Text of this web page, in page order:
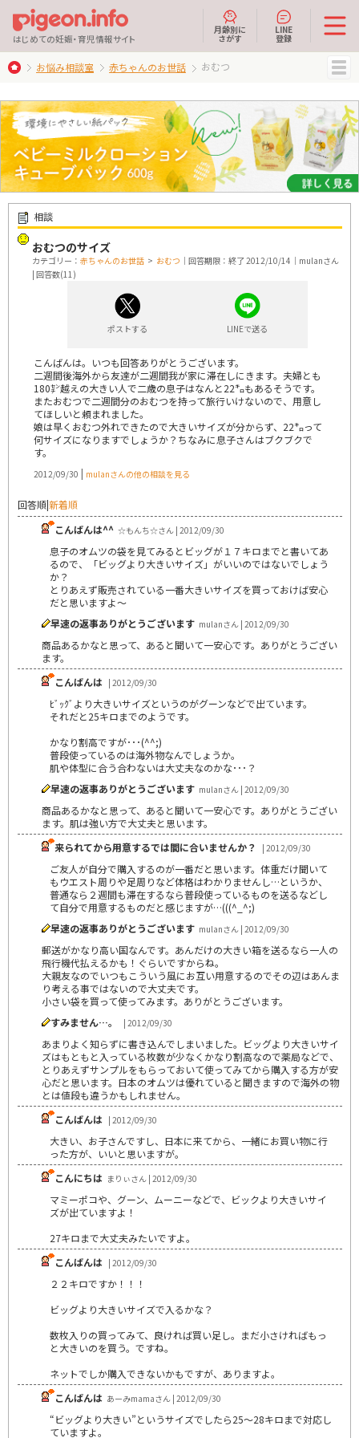
はじめての妊娠・育児情報サイト
月齢別に
さがす
LINE
登録
お悩み相談室 赤ちゃんのお世話 おむつ
相談
おむつのサイズ
カテゴリー： 赤ちゃんのお世話 > おむつ ｜回答期限：終了 2012/10/14｜mulanさん
| 回答数(11)
ポストする LINEで送る
こんばんは。いつも回答ありがとうございます。
二週間後海外から友達が二週間我が家に滞在しにきます。夫婦とも
180㌢越えの大きい人で二歳の息子はなんと22㌔もあるそうです。
またおむつで二週間分のおむつを持って旅行いけないので、用意し
てほしいと頼まれました。
娘は早くおむつ外れできたので大きいサイズが分からず、22㌔って
何サイズになりますでしょうか？ちなみに息子さんはブクブクで
す。
2012/09/30 | mulanさんの他の相談を見る
回答順|新着順
こんばんは^^ ☆もんち☆さん | 2012/09/30
息子のオムツの袋を見てみるとビッグが１７キロまでと書いてあ
るので、「ビッグより大きいサイズ」がいいのではないでしょう
か？
とりあえず販売されている一番大きいサイズを買っておけば安心
だと思いますよ～
早速の返事ありがとうございます mulanさん | 2012/09/30
商品あるかなと思って、あると聞いて一安心です。ありがとうござい
ます。
こんばんは | 2012/09/30
ﾋﾞｯｸﾞより大きいサイズというのがグーンなどで出ています。
それだと25キロまでのようです。
かなり割高ですが･･･(^^;)
普段使っているのは海外物なんでしょうか。
肌や体型に合う合わないは大丈夫なのかな･･･？
早速の返事ありがとうございます mulanさん | 2012/09/30
商品あるかなと思って、あると聞いて一安心です。ありがとうござい
ます。肌は強い方で大丈夫と思います。
来られてから用意するでは間に合いませんか？
| 2012/09/30
ご友人が自分で購入するのが一番だと思います。体重だけ聞いて
もウエスト周りや足周りなど体格はわかりませんし…というか、
普通なら２週間も滞在するなら普段使っているものを送るなどし
て自分で用意するものだと感じますが…(((^_^;)
早速の返事ありがとうございます mulanさん | 2012/09/30
郵送がかなり高い国なんです。あんだけの大きい箱を送るなら一人の
飛行機代払えるかも！ぐらいですからね。
大親友なのでいつもこういう風にお互い用意するのでその辺はあんま
り考える事ではないので大丈夫です。
小さい袋を買って使ってみます。ありがとうございます。
すみません…。
| 2012/09/30
あまりよく知らずに書き込んでしまいました。ビッグより大きいサイ
ズはもともと入っている枚数が少なくかなり割高なので薬局などで、
とりあえずサンプルをもらっておいて使ってみてから購入する方が安
心だと思います。日本のオムツは優れていると聞きますので海外の物
とは値段も違うかもしれません。
こんばんは | 2012/09/30
大きい、お子さんですし、日本に来てから、一緒にお買い物に行
った方が、いいと思いますが。
こんにちは まりぃさん | 2012/09/30
マミーポコや、グーン、ムーニーなどで、ビックより大きいサイ
ズが出ていますよ！
27キロまで大丈夫みたいですよ。
こんばんは | 2012/09/30
２２キロですか！！！
ビッグより大きいサイズで入るかな？
数枚入りの買ってみて、良ければ買い足し。まだ小さければもっ
と大きいのを買う。ですね。
ネットでしか購入できないかもですが、ありますよ。
こんばんは あーみmamaさん | 2012/09/30
“ビッグより大きい”というサイズでしたら25～28キロまで対応し
ていますよ。